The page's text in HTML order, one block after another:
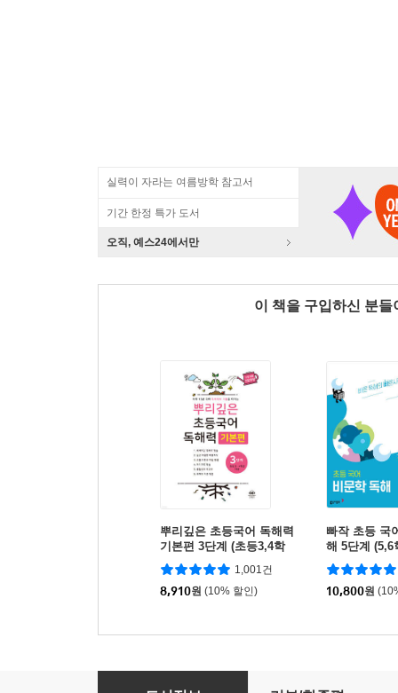
실력이 자라는 여름방학 참고서
기간 한정 특가 도서
오직, 예스24에서만
이 책을 구입하신 분
뿌리깊은 초등국어 독해력
기본편 3단계 (초등3,4학
년)
1,001건
8,910원 (10% 할인)
빠작 초등 국
해 5단계 (5,6
10,800원
신사고 쎈연산 초등 9권 5-1 (2026년)